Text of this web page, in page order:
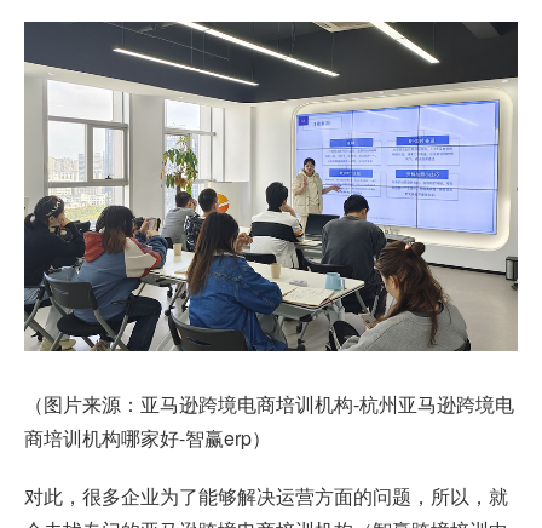
（图片来源：亚马逊跨境电商培训机构-杭州亚马逊跨境电
商培训机构哪家好-智赢erp）
对此，很多企业为了能够解决运营方面的问题，所以，就